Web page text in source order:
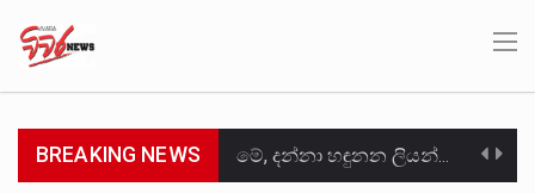
BREAKING NEWS මේ, දන්නා හඳුනන ලියන්නකුගේ නන්නාඳුනන අඩවියක සැරිසරා ලද ආස්වාදනීය මොහොතක සිංහාවලෝකනයකි .කෙටි කවියක දිගු බර…